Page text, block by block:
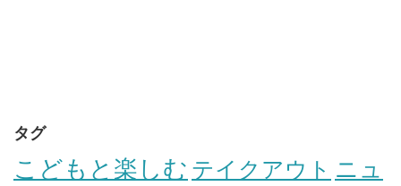
タグ
こどもと楽しむ テイクアウト ニュ